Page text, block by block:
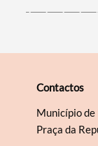
Contactos
Município de
Praça da